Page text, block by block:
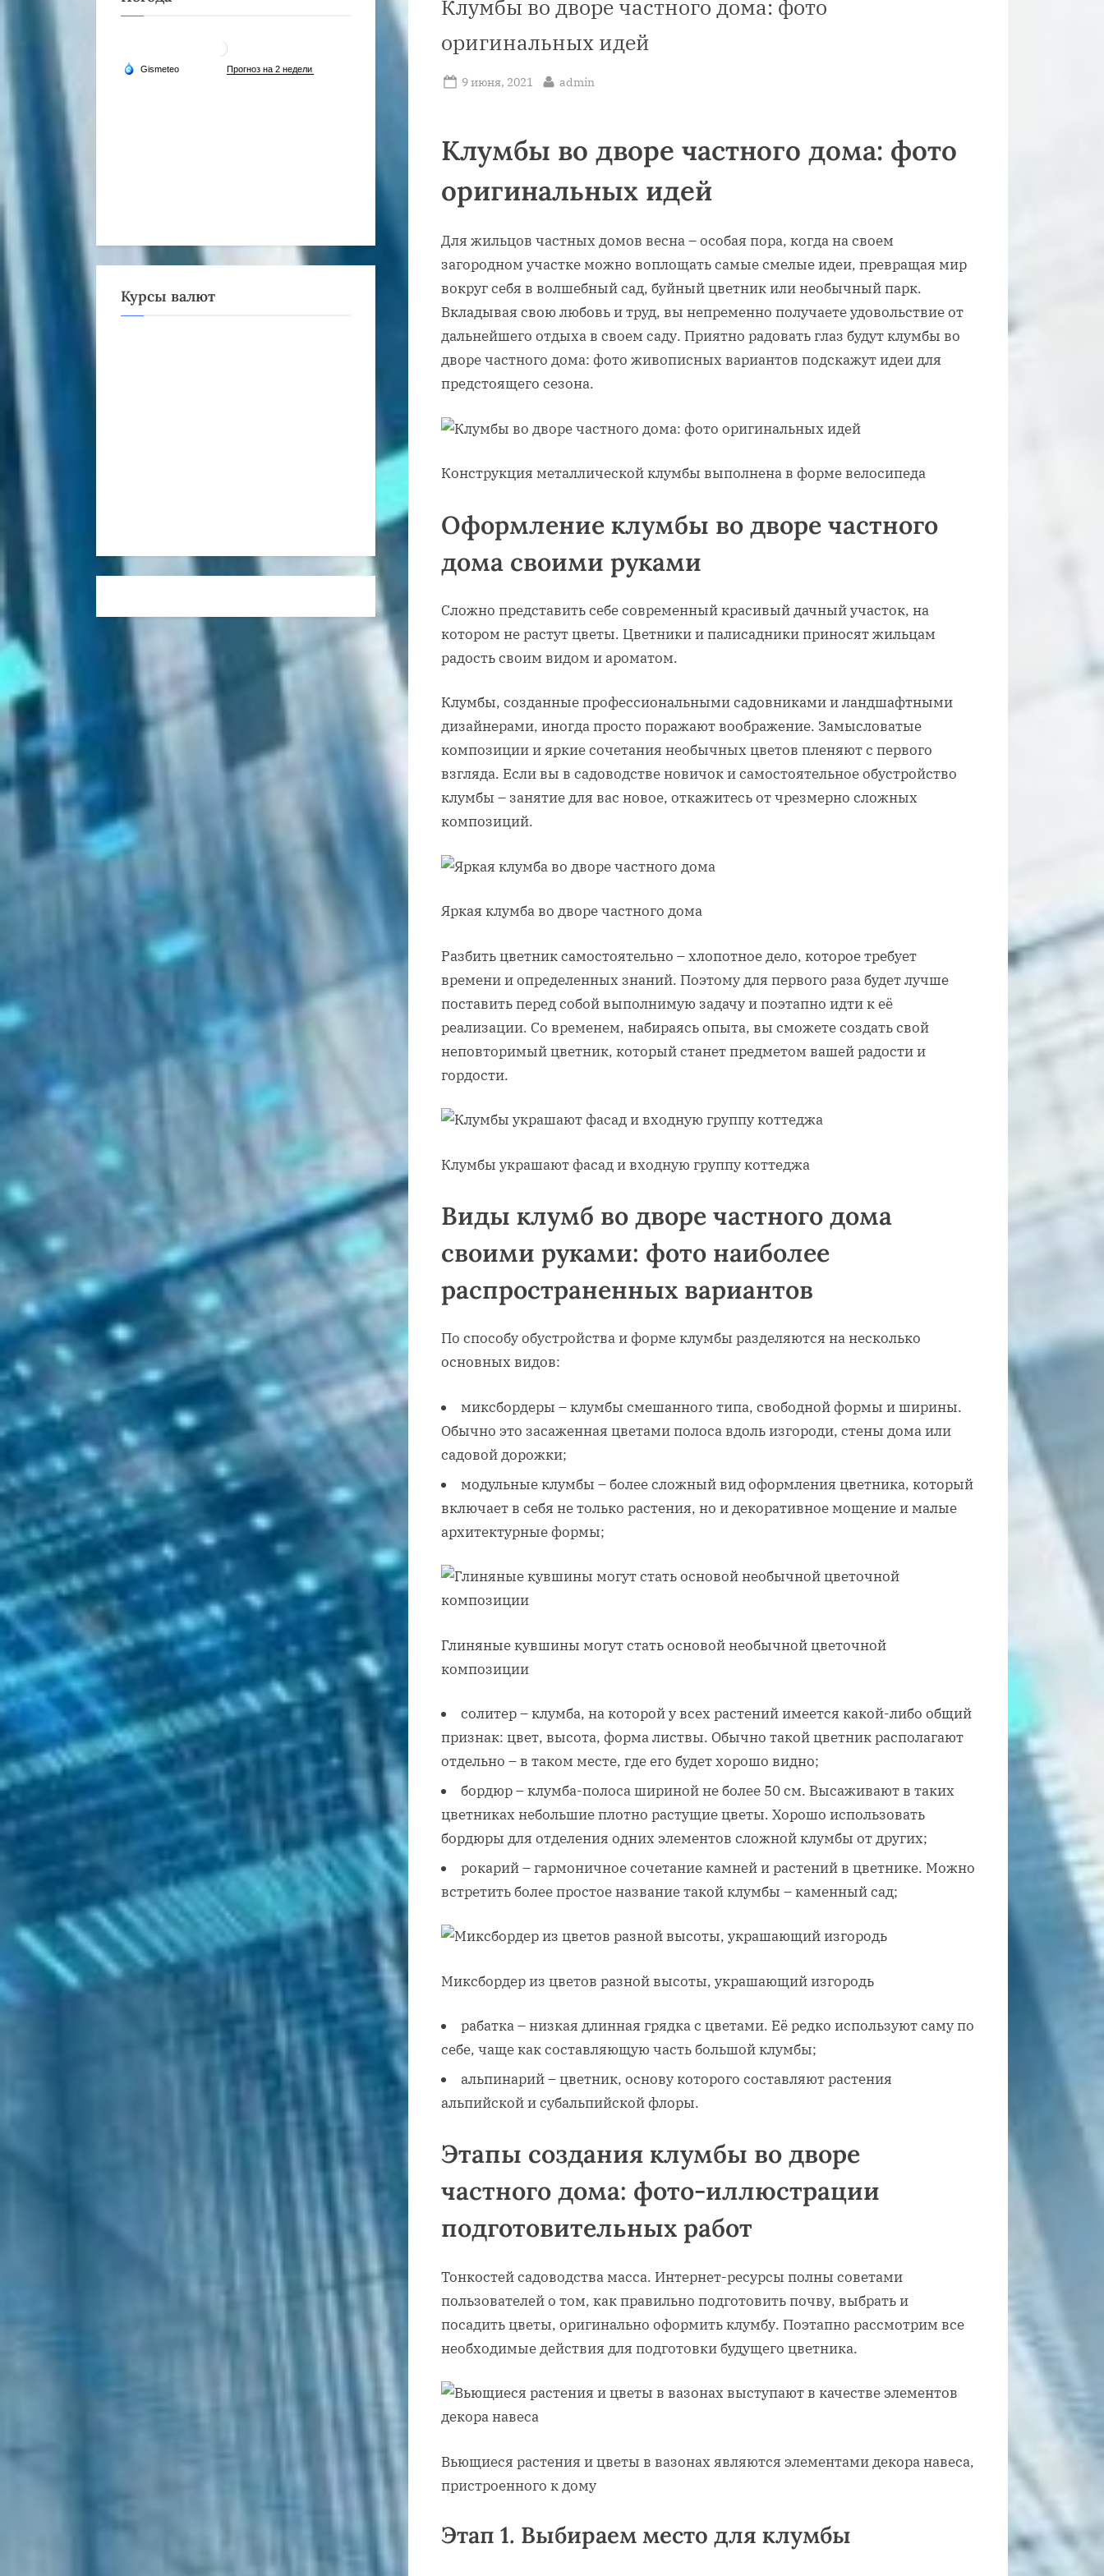
Клумбы во дворе частного дома: фото
оригинальных идей
Posted
9 июня, 2021 By
admin
Клумбы во дворе частного дома: фото
оригинальных идей
Для жильцов частных домов весна – особая пора, когда на своем
загородном участке можно воплощать самые смелые идеи, превращая мир
вокруг себя в волшебный сад, буйный цветник или необычный парк.
Вкладывая свою любовь и труд, вы непременно получаете удовольствие от
дальнейшего отдыха в своем саду. Приятно радовать глаз будут клумбы во
дворе частного дома: фото живописных вариантов подскажут идеи для
предстоящего сезона.
Конструкция металлической клумбы выполнена в форме велосипеда
Оформление клумбы во дворе частного
дома своими руками
Сложно представить себе современный красивый дачный участок, на
котором не растут цветы. Цветники и палисадники приносят жильцам
радость своим видом и ароматом.
Клумбы, созданные профессиональными садовниками и ландшафтными
дизайнерами, иногда просто поражают воображение. Замысловатые
композиции и яркие сочетания необычных цветов пленяют с первого
взгляда. Если вы в садоводстве новичок и самостоятельное обустройство
клумбы – занятие для вас новое, откажитесь от чрезмерно сложных
композиций.
Яркая клумба во дворе частного дома
Разбить цветник самостоятельно – хлопотное дело, которое требует
времени и определенных знаний. Поэтому для первого раза будет лучше
поставить перед собой выполнимую задачу и поэтапно идти к её
реализации. Со временем, набираясь опыта, вы сможете создать свой
неповторимый цветник, который станет предметом вашей радости и
гордости.
Клумбы украшают фасад и входную группу коттеджа
Виды клумб во дворе частного дома
своими руками: фото наиболее
распространенных вариантов
По способу обустройства и форме клумбы разделяются на несколько
основных видов:
миксбордеры – клумбы смешанного типа, свободной формы и ширины.
Обычно это засаженная цветами полоса вдоль изгороди, стены дома или
садовой дорожки;
модульные клумбы – более сложный вид оформления цветника, который
включает в себя не только растения, но и декоративное мощение и малые
архитектурные формы;
Глиняные кувшины могут стать основой необычной цветочной
композиции
солитер – клумба, на которой у всех растений имеется какой-либо общий
признак: цвет, высота, форма листвы. Обычно такой цветник располагают
отдельно – в таком месте, где его будет хорошо видно;
бордюр – клумба-полоса шириной не более 50 см. Высаживают в таких
цветниках небольшие плотно растущие цветы. Хорошо использовать
бордюры для отделения одних элементов сложной клумбы от других;
рокарий – гармоничное сочетание камней и растений в цветнике. Можно
встретить более простое название такой клумбы – каменный сад;
Миксбордер из цветов разной высоты, украшающий изгородь
рабатка – низкая длинная грядка с цветами. Её редко используют саму по
себе, чаще как составляющую часть большой клумбы;
альпинарий – цветник, основу которого составляют растения
альпийской и субальпийской флоры.
Этапы создания клумбы во дворе
частного дома: фото-иллюстрации
подготовительных работ
Тонкостей садоводства масса. Интернет-ресурсы полны советами
пользователей о том, как правильно подготовить почву, выбрать и
посадить цветы, оригинально оформить клумбу. Поэтапно рассмотрим все
необходимые действия для подготовки будущего цветника.
Вьющиеся растения и цветы в вазонах являются элементами декора навеса,
пристроенного к дому
Этап 1. Выбираем место для клумбы
Курсы валют